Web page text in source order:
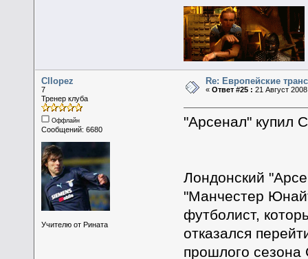
Cllopez
7
Тренер клуба
Оффлайн
Сообщений: 6680
Учителю от Рината
Re: Европейские
«Ответ #25 : 21 Август
"Арсенал" купил
Лондонский
"Манчестер
футболист,
отказался
прошлого сезона